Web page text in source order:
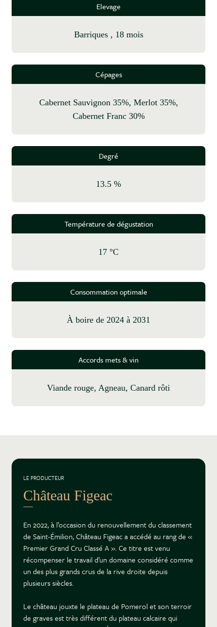
Elevage
barriques , 18 mois
Cépages
Cabernet Sauvignon 35%, Merlot 35%,
Cabernet Franc 30%
Degré
13.5 %
Température de dégustation
17 °C
Consommation optimale
à boire de 2024 à 2031
Accords mets & vin
Viande rouge, Agneau, Canard rôti
LE PRODUCTEUR
Château Figeac
En 2022, à l’occasion du renouvellement du classement
de Saint-Émilion, Château Figeac a accédé au rang de «
Premier Grand Cru Classé A ». Ce titre est venu
récompenser le travail d’un domaine considéré comme
un des plus grands crus de la rive droite depuis
plusieurs siècles.
Le château jouxte le plateau de Pomerol et son terroir
de graves est très différent du plateau calcaire qui